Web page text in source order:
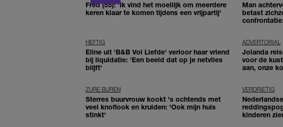
Fred (55): 'Ik vind het moeilijk om meerdere
keren klaar te komen tijdens een vrijpartij'
Man
betast
HEFTIG
Eline uit 'B&B Vol Liefde' verloor haar vriend
bij liquidatie: 'Een beeld dat op je netvlies
blijft'
ADVERTORIAL
Jolanda
voor de
aan, onze
ZURE BUREN
Sterres buurvrouw kookt 's ochtends met
veel knoflook en kruiden: 'Ook mijn huis
stinkt'
VERDRIETIG
kinderen